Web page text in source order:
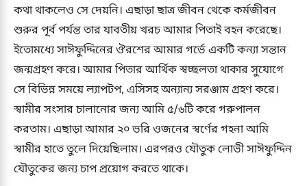
কথা থাকলেও সে দেয়নি। এছাড়া ছাত্র জীবন থেকে কর্মজীবন
শুরুর পূর্ব পর্যন্ত তার যাবতীয় খরচ আমার পিতাই বহন করেছে।
ইতোমধ্যে সাঈফুদ্দিনের ঔরশের আমার গর্ভে একটি কন্যা সন্তান
জন্মগ্রহণ করে। আমার পিতার আর্থিক স্বচ্ছলতা থাকার সুযোগে
সে বিভিন্ন সময়ে ল্যাপটপ, এসিসহ অন্যান্য সরঞ্জাম গ্রহণ করে।
স্বামীর সংসার চালানোর জন্য আমি ৫/৬টি করে গরুপালন
করতাম। এছাড়া আমার ২০ ভরি ওজনের স্বর্ণের গহনা আমি
স্বামীর হাতে তুলে দিয়েছিলাম। এরপরও যৌতুক লোভী সাঈফুদ্দিন
যৌতুকের জন্য চাপ প্রয়োগ করতে থাকে।